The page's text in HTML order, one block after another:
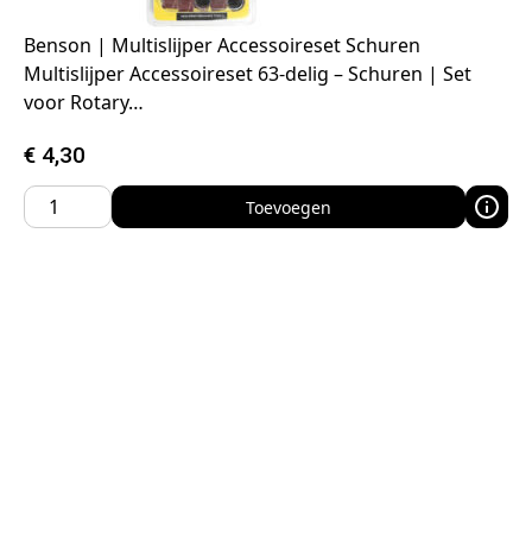
Benson | Multislijper Accessoireset Schuren
Multislijper Accessoireset 63-delig – Schuren | Set
voor Rotary…
€ 4,30
Toevoegen